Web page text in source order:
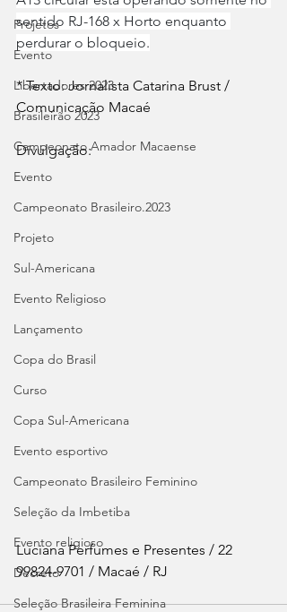
Projetos
Evento
Libertadores 2023
Brasileirão 2023
Campeonato Amador Macaense
Evento
Campeonato Brasileiro.2023
Projeto
Sul-Americana
Evento Religioso
Lançamento
Copa do Brasil
Curso
Copa Sul-Americana
Evento esportivo
Campeonato Brasileiro Feminino
Seleção da Imbetiba
Evento religioso
Decreto
Seleção Brasileira Feminina
sentido RJ-168 x Horto enquanto
perdurar o bloqueio.
* Texto: Jornalista Catarina Brust /
Comunicação Macaé
Divulgação:
Luciana Perfumes e Presentes / 22
99824-9701 / Macaé / RJ